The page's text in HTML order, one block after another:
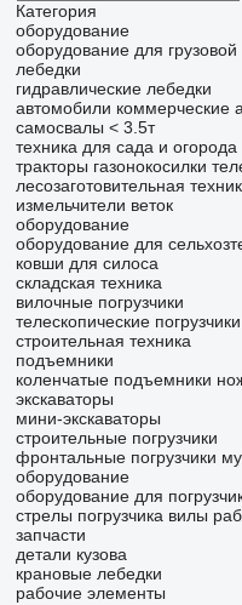
Категория
оборудование
оборудование для грузовой
лебедки
гидравлические лебедки
автомобили коммерческие
самосвалы < 3.5т
техника для сада и огорода
тракторы газонокосилки
лесозаготовительная
измельчители веток
оборудование
оборудование для
ковши для силоса
складская техника
вилочные погрузчики
телескопические погрузчики
строительная техника
подъемники
коленчатые подъемники
экскаваторы
мини-экскаваторы
строительные погрузчики
фронтальные погрузчики
оборудование
оборудование для
стрелы погрузчика вилы
запчасти
детали кузова
крановые лебедки
рабочие элементы